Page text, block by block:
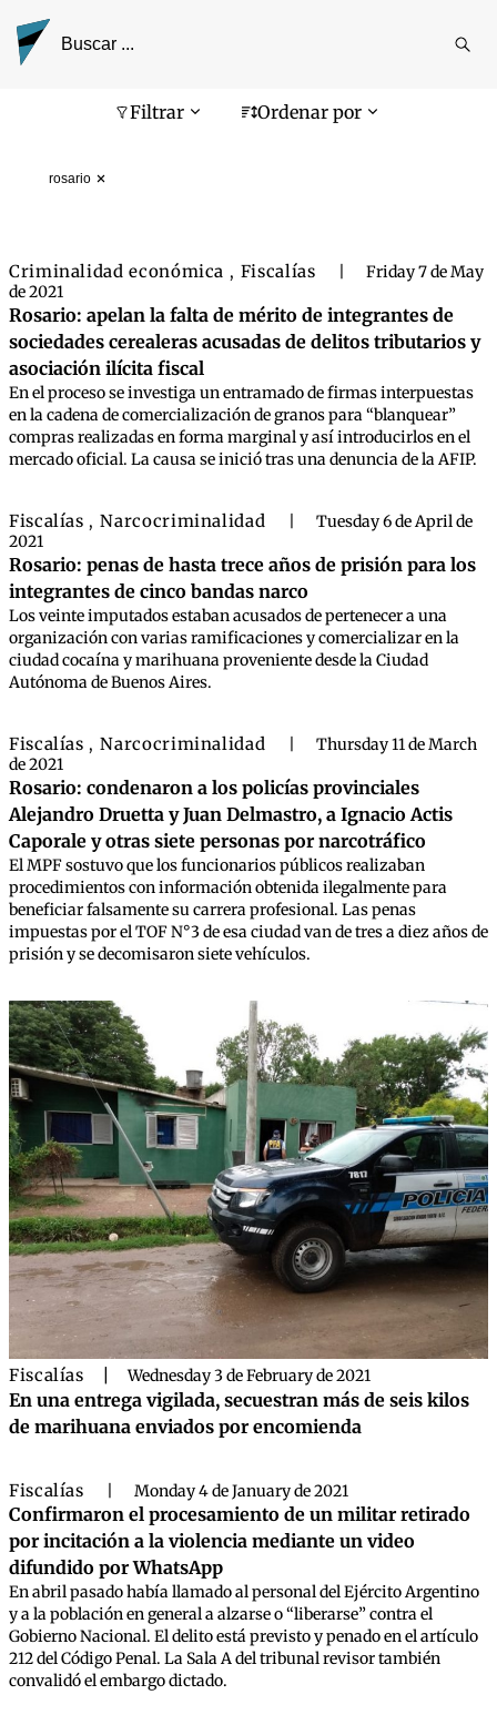
Filtrar Ordenar por
rosario
Pantalla de búsqueda
Criminalidad económica , Fiscalías
Friday 7 de May
de 2021
Rosario: apelan la falta de mérito de integrantes de
sociedades cerealeras acusadas de delitos tributarios y
asociación ilícita fiscal
En el proceso se investiga un entramado de firmas interpuestas
en la cadena de comercialización de granos para “blanquear”
compras realizadas en forma marginal y así introducirlos en el
mercado oficial. La causa se inició tras una denuncia de la AFIP.
Fiscalías , Narcocriminalidad
Tuesday 6 de April de
2021
Rosario: penas de hasta trece años de prisión para los
integrantes de cinco bandas narco
Los veinte imputados estaban acusados de pertenecer a una
organización con varias ramificaciones y comercializar en la
ciudad cocaína y marihuana proveniente desde la Ciudad
Autónoma de Buenos Aires.
Fiscalías , Narcocriminalidad
Thursday 11 de March
de 2021
Rosario: condenaron a los policías provinciales
Alejandro Druetta y Juan Delmastro, a Ignacio Actis
Caporale y otras siete personas por narcotráfico
El MPF sostuvo que los funcionarios públicos realizaban
procedimientos con información obtenida ilegalmente para
beneficiar falsamente su carrera profesional. Las penas
impuestas por el TOF N°3 de esa ciudad van de tres a diez años de
prisión y se decomisaron siete vehículos.
Fiscalías Wednesday 3 de February de 2021
En una entrega vigilada, secuestran más de seis kilos
de marihuana enviados por encomienda
Fiscalías Monday 4 de January de 2021
Confirmaron el procesamiento de un militar retirado
por incitación a la violencia mediante un video
difundido por WhatsApp
En abril pasado había llamado al personal del Ejército Argentino
y a la población en general a alzarse o “liberarse” contra el
Gobierno Nacional. El delito está previsto y penado en el artículo
212 del Código Penal. La Sala A del tribunal revisor también
convalidó el embargo dictado.